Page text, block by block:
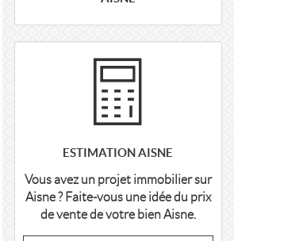
ESTIMATION AISNE
Vous avez un projet immobilier sur
Aisne ? Faite-vous une idée du prix
de vente de votre bien Aisne.